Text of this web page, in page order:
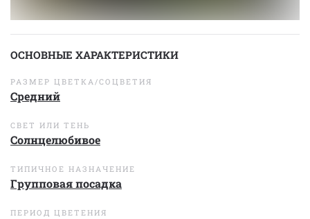
ОСНОВНЫЕ ХАРАКТЕРИСТИКИ
РАЗМЕР ЦВЕТКА/СОЦВЕТИЯ
Средний
СВЕТ ИЛИ ТЕНЬ
Солнцелюбивое
ТИПИЧНОЕ НАЗНАЧЕНИЕ
Групповая посадка
ПЕРИОД ЦВЕТЕНИЯ